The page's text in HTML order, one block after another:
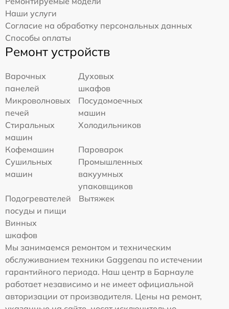
Наши услуги
Согласие на обработку персональных данных
Способы оплаты
Ремонт устройств
Варочных
панелей
Духовых
шкафов
Микроволновых
печей
Посудомоечных
машин
Стиральных
машин
Холодильников
Кофемашин
Пароварок
Сушильных
машин
Промышленных
вакуумных
упаковщиков
Подогревателей
посуды и пищи
Вытяжек
Винных
шкафов
Мы занимаемся ремонтом и техническим
обслуживанием техники Gaggenau по истечении
гарантийного периода. Наш центр в Барнауле
работает независимо и не имеет официальной
авторизации от производителя. Цены на ремонт,